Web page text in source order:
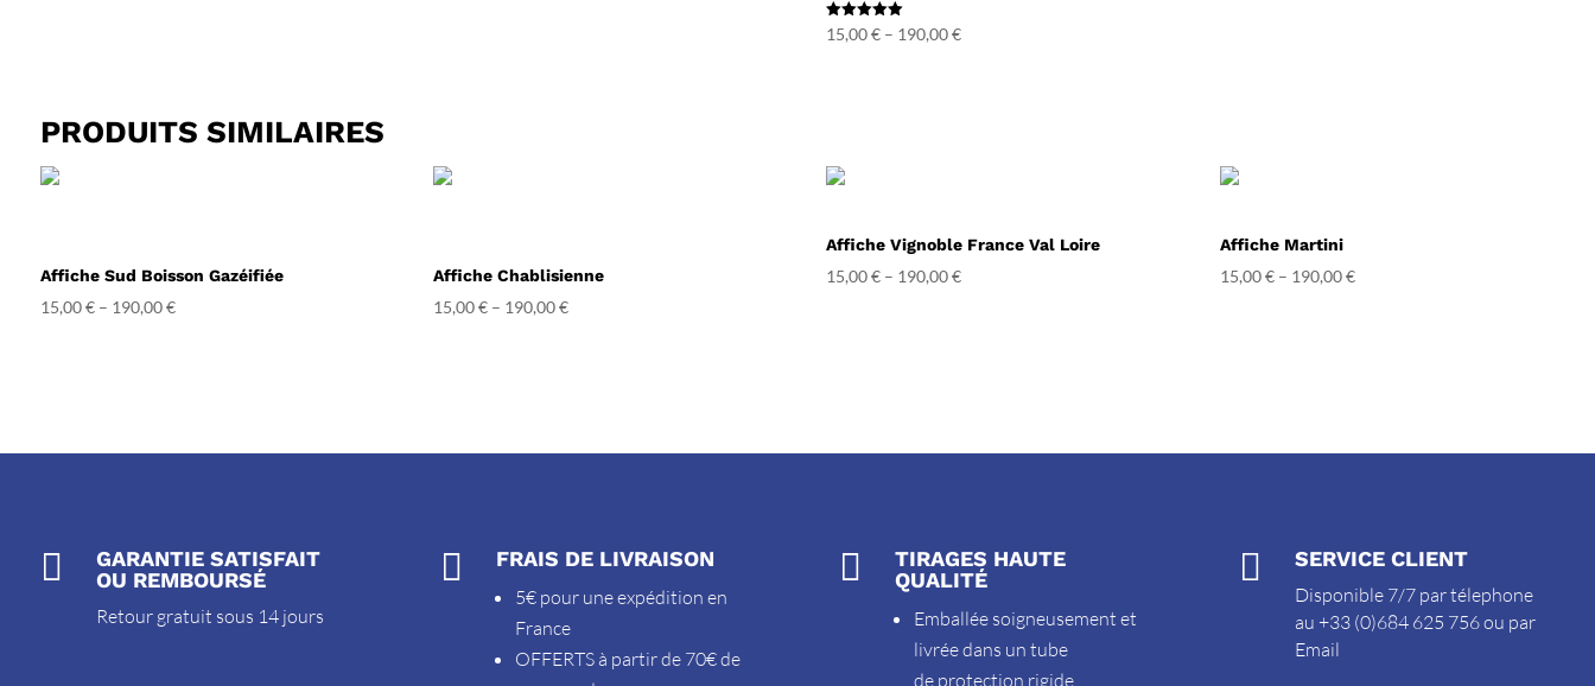
Note
5.00
15,00€ – 190,00€
PRODUITS SIMILAIRES
Affiche Sud Boisson Gazéifiée
15,00€– 190,00€
Affiche Chablisienne
15,00€– 190,00€
Affiche Vignoble France Val Loire
15,00€ – 190,00€
Affiche Martini
15,00€– 190,00€

GARANTIE SATISFAIT
OU REMBOURSÉ
Retour gratuit sous 14 jours
 FRAIS DE LIVRAISON
5€ pour une expédition en
France
OFFERTS à partir de 70€ de

TIRAGES HAUTE
QUALITÉ
Emballée soigneusement et
livrée dans un tube
de protection rigide
 SERVICE CLIENT
Disponible 7/7 par télephone
au +33 (0)684 625 756 ou par
Email